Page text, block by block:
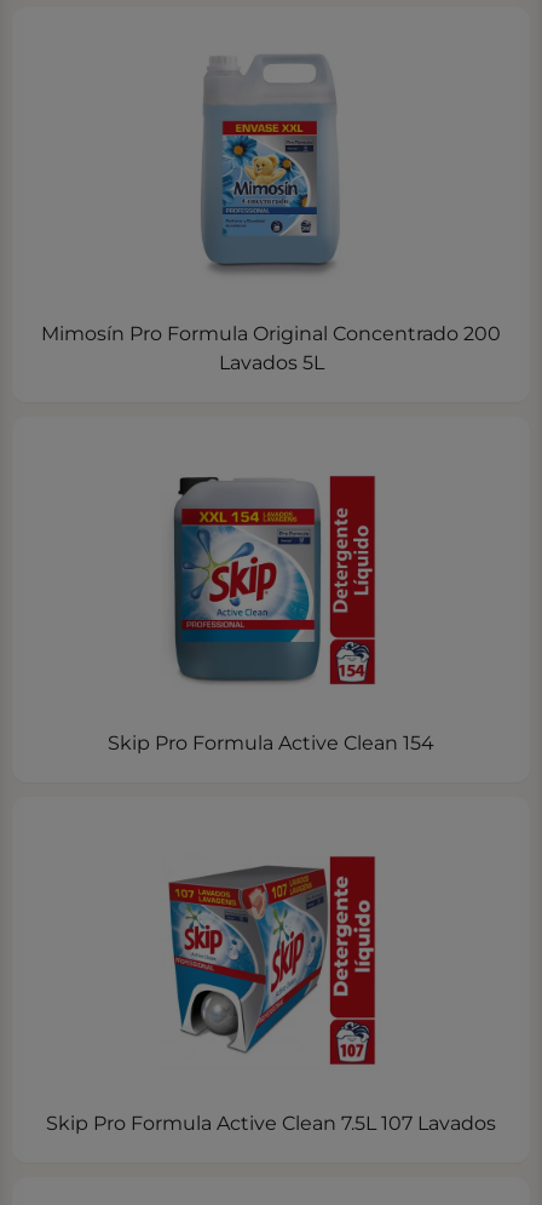
Mimosín Pro Formula Original Concentrado 200
Lavados 5L
Skip Pro Formula Active Clean 154
Skip Pro Formula Active Clean 7.5L 107 Lavados